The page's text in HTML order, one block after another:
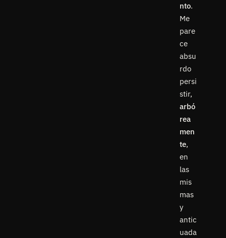
nto.
Me
pare
ce
absu
rdo
persi
stir,
arbó
rea
men
te,
en
las
mis
mas
y
antic
uada